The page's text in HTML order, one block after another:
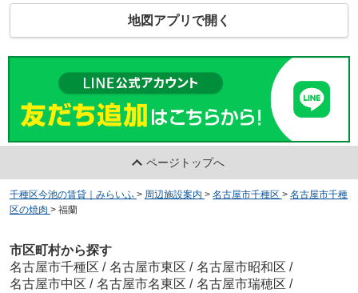
地図アプリで開く
ページトップへ
千種区今池の賃貸｜みらいふ > 周辺施設案内 > 名古屋市千種区 > 名古屋市千種
区の焼肉 > 福蘭
市区町村から探す
名古屋市千種区 / 名古屋市東区 / 名古屋市昭和区 /
名古屋市中区 / 名古屋市名東区 / 名古屋市瑞穂区 /